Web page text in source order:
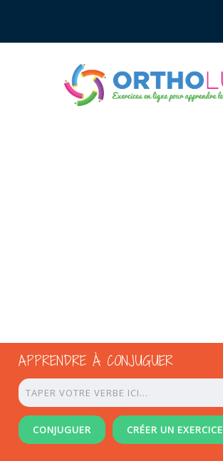
APPRENDRE À CONJUGUER
CONJUGUER CRÉER UN EXERCICE